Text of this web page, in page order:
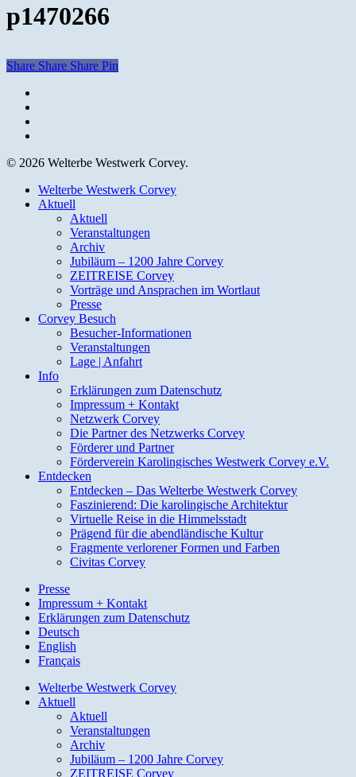
p1470266
Share Share Share Pin
© 2026 Welterbe Westwerk Corvey.
Close
Menu
Welterbe Westwerk Corvey
Aktuell
Aktuell
Veranstaltungen
Archiv
Jubiläum – 1200 Jahre Corvey
ZEITREISE Corvey
Vorträge und Ansprachen im Wortlaut
Presse
Corvey Besuch
Besucher-Informationen
Veranstaltungen
Lage | Anfahrt
Info
Erklärungen zum Datenschutz
Impressum + Kontakt
Netzwerk Corvey
Die Partner des Netzwerks Corvey
Förderer und Partner
Förderverein Karolingisches Westwerk Corvey e.V.
Entdecken
Entdecken – Das Welterbe Westwerk Corvey
Faszinierend: Die karolingische Architektur
Virtuelle Reise in die Himmelsstadt
Prägend für die abendländische Kultur
Fragmente verlorener Formen und Farben
Civitas Corvey
Presse
Impressum + Kontakt
Erklärungen zum Datenschutz
Deutsch
English
Français
Welterbe Westwerk Corvey
Aktuell
Aktuell
Veranstaltungen
Archiv
Jubiläum – 1200 Jahre Corvey
ZEITREISE Corvey